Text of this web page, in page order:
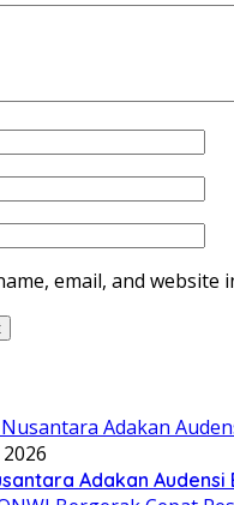
email, and
Adakan